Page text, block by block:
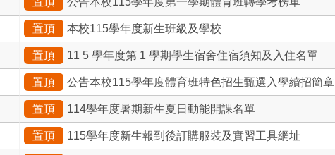
置頂 本校115學年度新生班級及學校
置頂 11 5 學年度第 1 學期學生宿舍住宿須知及入住名單
置頂 公告本校115學年度體育班特色招生甄選入學續招簡章
置頂 114學年度暑期新生夏日動能開課名單
置頂 115學年度新生報到後訂購服裝及實習工具網址